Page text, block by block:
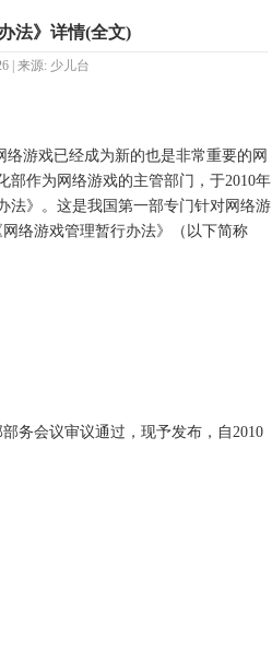
法》详情(全文)
| 来源: 少儿台
游戏已经成为新的也是非常重要的网
部作为网络游戏的主管部门，于2010年
法》。这是我国第一部专门针对网络游
络游戏管理暂行办法》（以下简称
务会议审议通过，现予发布，自2010